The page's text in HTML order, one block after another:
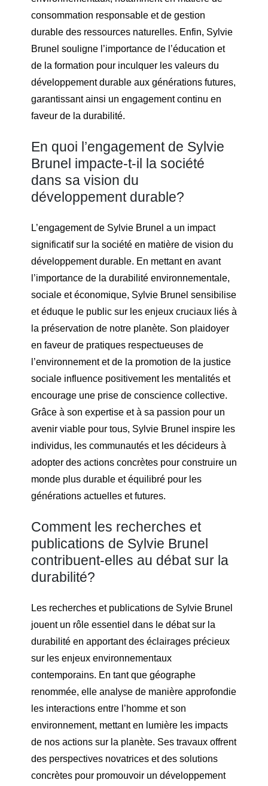
consommation responsable et de gestion
durable des ressources naturelles. Enfin, Sylvie
Brunel souligne l’importance de l’éducation et
de la formation pour inculquer les valeurs du
développement durable aux générations futures,
garantissant ainsi un engagement continu en
faveur de la durabilité.
En quoi l’engagement de Sylvie
Brunel impacte-t-il la société
dans sa vision du
développement durable?
L’engagement de Sylvie Brunel a un impact
significatif sur la société en matière de vision du
développement durable. En mettant en avant
l’importance de la durabilité environnementale,
sociale et économique, Sylvie Brunel sensibilise
et éduque le public sur les enjeux cruciaux liés à
la préservation de notre planète. Son plaidoyer
en faveur de pratiques respectueuses de
l’environnement et de la promotion de la justice
sociale influence positivement les mentalités et
encourage une prise de conscience collective.
Grâce à son expertise et à sa passion pour un
avenir viable pour tous, Sylvie Brunel inspire les
individus, les communautés et les décideurs à
adopter des actions concrètes pour construire un
monde plus durable et équilibré pour les
générations actuelles et futures.
Comment les recherches et
publications de Sylvie Brunel
contribuent-elles au débat sur la
durabilité?
Les recherches et publications de Sylvie Brunel
jouent un rôle essentiel dans le débat sur la
durabilité en apportant des éclairages précieux
sur les enjeux environnementaux
contemporains. En tant que géographe
renommée, elle analyse de manière approfondie
les interactions entre l’homme et son
environnement, mettant en lumière les impacts
de nos actions sur la planète. Ses travaux offrent
des perspectives novatrices et des solutions
concrètes pour promouvoir un développement